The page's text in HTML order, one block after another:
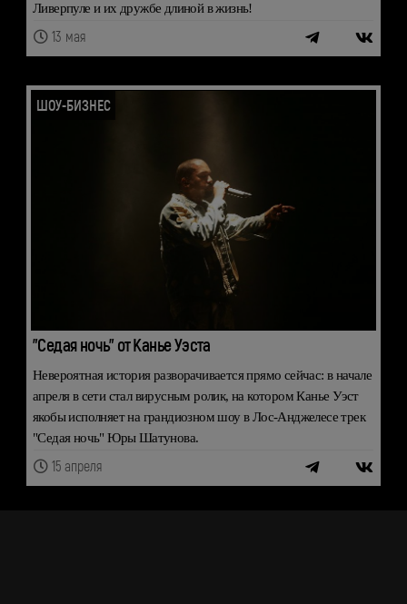
Ливерпуле и их дружбе длиной в жизнь!
13 мая
ШОУ-БИЗНЕС
"Седая ночь" от Канье Уэста
Невероятная история разворачивается прямо сейчас: в начале
апреля в сети стал вирусным ролик, на котором Канье Уэст
якобы исполняет на грандиозном шоу в Лос-Анджелесе трек
"Седая ночь" Юры Шатунова.
15 апреля